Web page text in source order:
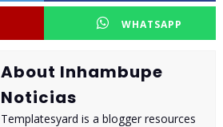
WHATSAPP
About Inhambupe
Noticias
Templatesyard is a blogger resources